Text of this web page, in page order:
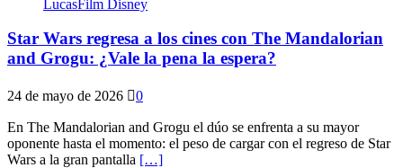
Star Wars regresa a los cines con The Mandalorian
and Grogu: ¿Vale la pena la espera?
24 de mayo de 2026 0
En The Mandalorian and Grogu el dúo se enfrenta a su mayor
oponente hasta el momento: el peso de cargar con el regreso de Star
Wars a la gran pantalla […]